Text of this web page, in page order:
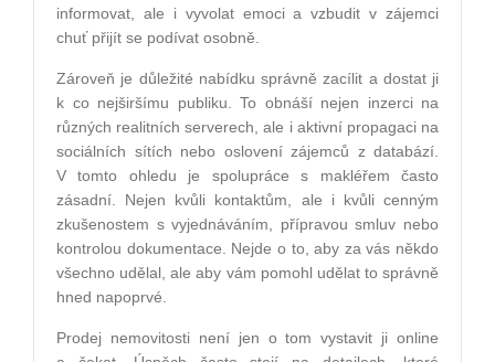
informovat, ale i vyvolat emoci a vzbudit v zájemci
chuť přijít se podívat osobně.
Zároveň je důležité nabídku správně zacílit a dostat ji
k co nejširšímu publiku. To obnáší nejen inzerci na
různých realitních serverech, ale i aktivní propagaci na
sociálních sítích nebo oslovení zájemců z databází.
V tomto ohledu je spolupráce s makléřem často
zásadní. Nejen kvůli kontaktům, ale i kvůli cenným
zkušenostem s vyjednáváním, přípravou smluv nebo
kontrolou dokumentace. Nejde o to, aby za vás někdo
všechno udělal, ale aby vám pomohl udělat to správně
hned napoprvé.
Prodej nemovitosti není jen o tom vystavit ji online